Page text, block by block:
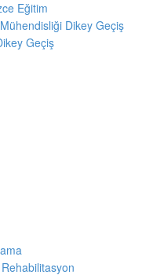
Eğitim
Dikey Geçiş
Geçiş